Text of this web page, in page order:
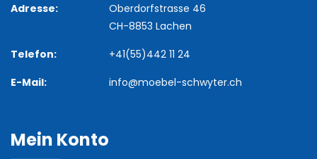
Adresse:
Oberdorfstrasse 46
CH-8853 Lachen
Telefon:
+41(55)442 11 24
E-Mail:
info@moebel-schwyter.ch
Mein Konto